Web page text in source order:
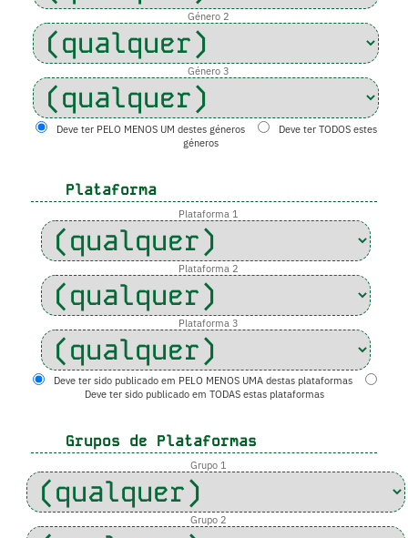
Género 2
Género 3
Deve ter PELO MENOS UM destes géneros
Deve ter TODOS estes
géneros
Plataforma
Plataforma 1
Plataforma 2
Plataforma 3
Deve ter sido publicado em PELO MENOS UMA destas plataformas
Deve ter sido publicado em TODAS estas plataformas
Grupos de Plataformas
Grupo 1
Grupo 2